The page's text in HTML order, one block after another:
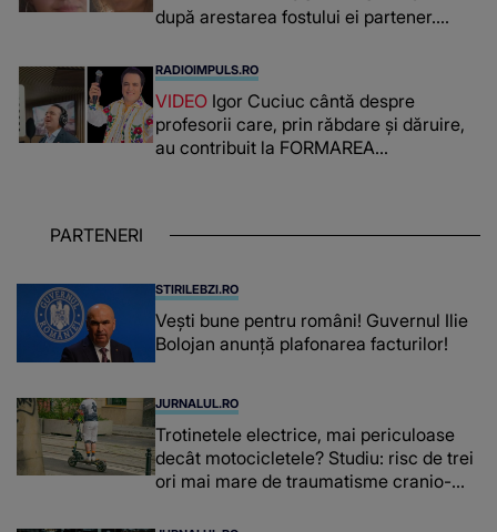
după arestarea fostului ei partener.
românca ucisă în Italia și ascunsă în
lada unui pat: " Îmi pare rău că nu am
reușit să fac mai mult pentru ea și..."
RADIOIMPULS.RO
VIDEO Igor Cuciuc cântă despre
profesorii care, prin răbdare și dăruire,
au contribuit la FORMAREA
chiar și după trecerea anilor: "De
PARTENERI
STIRILEBZI.RO
Vești bune pentru români! Guvernul Ilie
Bolojan anunță plafonarea facturilor!
JURNALUL.RO
Trotinetele electrice, mai periculoase
decât motocicletele? Studiu: risc de trei
ori mai mare de traumatisme cranio-